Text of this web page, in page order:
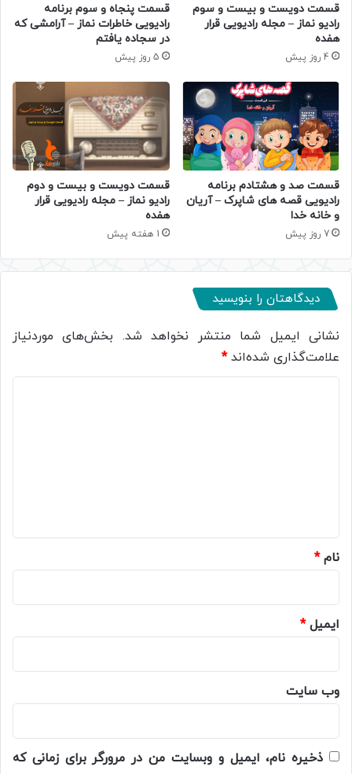
قسمت دویست و بیست و سوم
رادیو نماز – مجله رادیویی قرار
هفده
4 روز پیش
قسمت پنجاه و سوم برنامه
رادیویی خاطرات نماز – آرامشی که
در سجاده یافتم
5 روز پیش
قسمت صد و هشتادم برنامه
رادیویی قصه های شاپرک – آریان
و خانه خدا
7 روز پیش
قسمت دویست و بیست و دوم
رادیو نماز – مجله رادیویی قرار
هفده
1 هفته پیش
دیدگاهتان را بنویسید
نشانی ایمیل شما منتشر نخواهد شد. بخش‌های موردنیاز
علامت‌گذاری شده‌اند*
نام*
ایمیل*
وب‌ سایت
ذخیره نام، ایمیل و وبسایت من در مرورگر برای زمانی که